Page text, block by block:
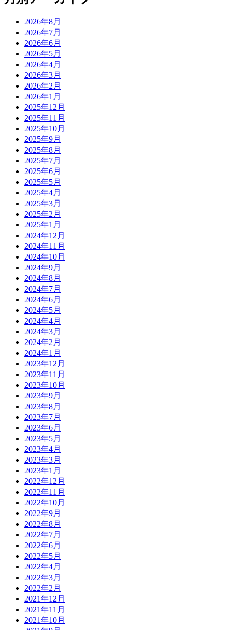
2026年8月
2026年7月
2026年6月
2026年5月
2026年4月
2026年3月
2026年2月
2026年1月
2025年12月
2025年11月
2025年10月
2025年9月
2025年8月
2025年7月
2025年6月
2025年5月
2025年4月
2025年3月
2025年2月
2025年1月
2024年12月
2024年11月
2024年10月
2024年9月
2024年8月
2024年7月
2024年6月
2024年5月
2024年4月
2024年3月
2024年2月
2024年1月
2023年12月
2023年11月
2023年10月
2023年9月
2023年8月
2023年7月
2023年6月
2023年5月
2023年4月
2023年3月
2023年1月
2022年12月
2022年11月
2022年10月
2022年9月
2022年8月
2022年7月
2022年6月
2022年5月
2022年4月
2022年3月
2022年2月
2021年12月
2021年11月
2021年10月